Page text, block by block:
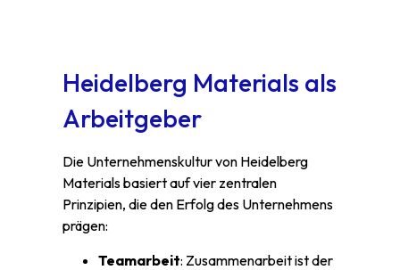
Heidelberg Materials als
Arbeitgeber
Die Unternehmenskultur von Heidelberg
Materials basiert auf vier zentralen
Prinzipien, die den Erfolg des Unternehmens
prägen:
Teamarbeit: Zusammenarbeit ist der